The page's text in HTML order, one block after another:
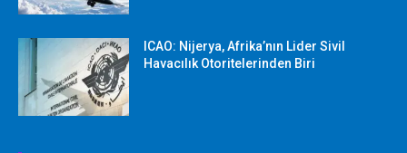
ICAO: Nijerya, Afrika’nın Lider Sivil
Havacılık Otoritelerinden Biri